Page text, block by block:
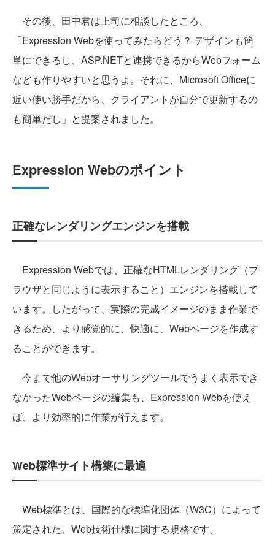
その後、田中君は上司に相談したところ、
「Expression Webを使ってみたらどう？ デザインも簡
単にできるし、ASP.NETと連携できるからWebフォーム
なども作りやすいと思うよ。それに、Microsoft Officeに
近い使い勝手だから、クライアントが自分で更新するの
も簡単だし」と提案されました。
Expression Webのポイント
正確なレンダリングエンジンを搭載
Expression Webでは、正確なHTMLレンダリング（ブ
ラウザと同じように表示すること）エンジンを搭載して
います。したがって、実際の完成イメージのまま作業で
きるため、より感覚的に、快適に、Webページを作成す
ることができます。
今まで他のWebオーサリングツールでうまく表示でき
なかったWebページの編集も、Expression Webを使え
ば、より効率的に作業が行えます。
Web標準サイト構築に最適
Web標準とは、国際的な標準化団体（W3C）によって
策定された、Web技術仕様に関する規格です。